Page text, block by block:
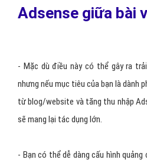
Adsense giữa bài
- Mặc dù điều này có thể gây ra
nhưng nếu mục tiêu của bạn là dành
từ blog/website và tăng thu nhập
sẽ mang lại tác dụng lớn.
- Bạn có thể dễ dàng cấu hình